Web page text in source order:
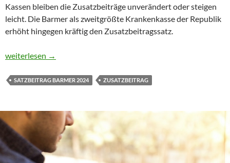
Kassen bleiben die Zusatzbeiträge unverändert oder steigen
leicht. Die Barmer als zweitgrößte Krankenkasse der Republik
erhöht hingegen kräftig den Zusatzbeitragssatz.
Krankenkassen Zusatzbeitrag 2024 – Barmer legt zu
weiterlesen →
SATZBEITRAG BARMER 2024 ZUSATZBEITRAG